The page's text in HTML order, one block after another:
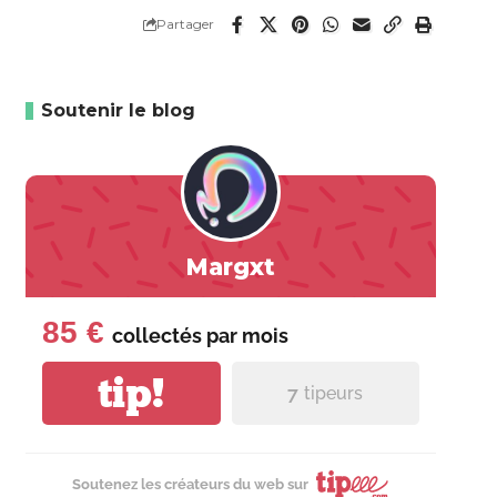
Partager
Soutenir le blog
Margxt
85 € collectés par mois
tip! 7 tipeurs
Soutenez les créateurs du web sur